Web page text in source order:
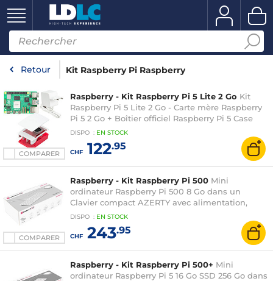
Retour Kit Raspberry Pi Raspberry
COMPARER
Raspberry - Kit Raspberry Pi 5 Lite 2 Go Kit
Raspberry Pi 5 Lite 2 Go - Carte mère Raspberry
Pi 5 2 Go + Boîtier officiel Raspberry Pi 5 Case
Blanc/Rouge + Alimentation secteur USB-C 5.1V
DISPO : EN STOCK
CHF122.95
COMPARER
Raspberry - Kit Raspberry Pi 500 Mini
ordinateur Raspberry Pi 500 8 Go dans un
Clavier compact AZERTY avec alimentation,
câble HDMI et souris - Raspberry Pi OS pré-
chargé sur carte SD
DISPO : EN STOCK
CHF243.95
Raspberry - Kit Raspberry Pi 500+ Mini
ordinateur Raspberry Pi 5 16 Go SSD 256 Go dans